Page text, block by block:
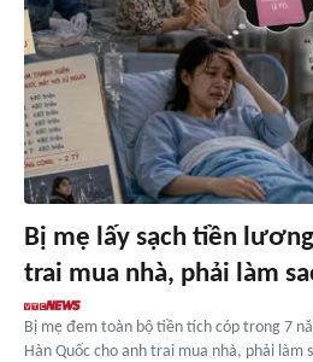
Bị mẹ lấy sạch tiền
trai mua nhà, phải làm
Bị mẹ đem toàn bộ tiền tích cóp trong 7
Hàn Quốc cho anh trai mua nhà, phải làm